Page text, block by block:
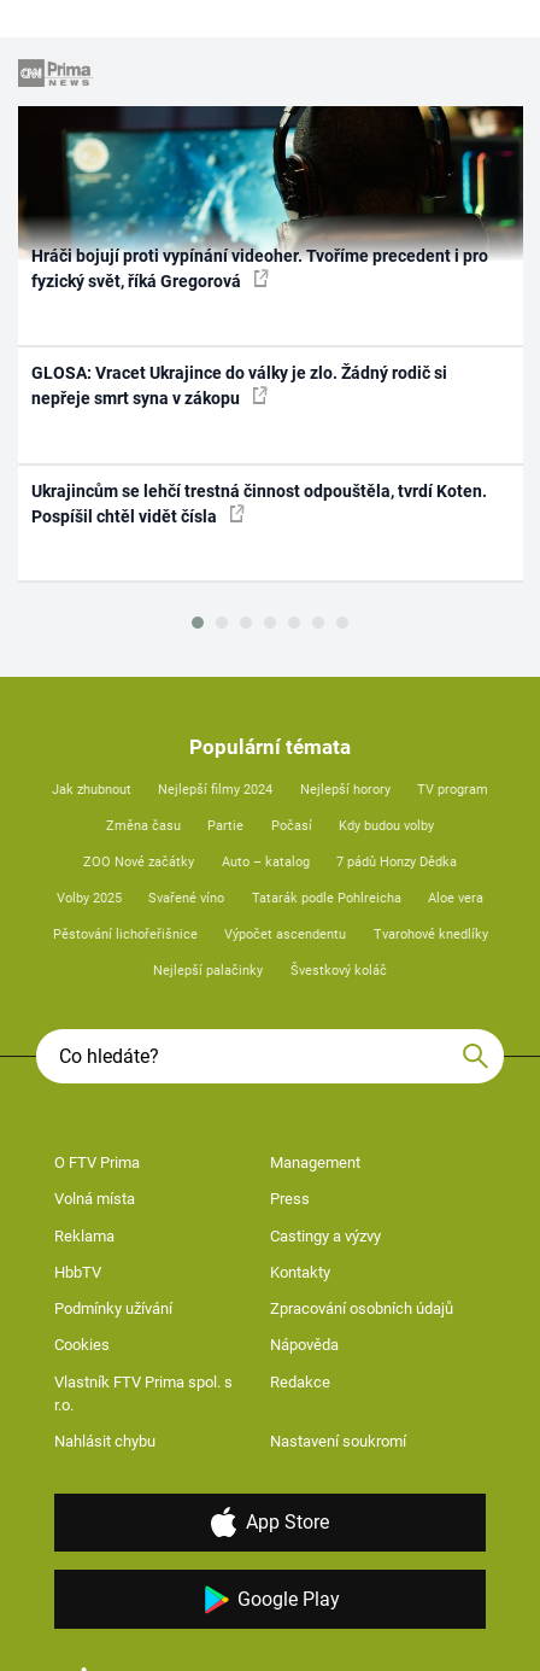
Hráči bojují proti vypínání videoher. Tvoříme precedent i pro
fyzický svět, říká Gregorová
GLOSA: Vracet Ukrajince do války je zlo. Žádný rodič si
nepřeje smrt syna v zákopu
Ukrajincům se lehčí trestná činnost odpouštěla, tvrdí Koten.
Pospíšil chtěl vidět čísla
Populární témata
Jak zhubnout Nejlepší filmy 2024 Nejlepší horory TV program
Změna času Partie Počasí Kdy budou volby
ZOO Nové začátky Auto – katalog 7 pádů Honzy Dědka
Volby 2025 Svařené víno Tatarák podle Pohlreicha Aloe vera
Pěstování lichořeřišnice Výpočet ascendentu Tvarohové knedlíky
Nejlepší palačinky Švestkový koláč
O FTV Prima Management
Volná místa Press
Reklama Castingy a výzvy
HbbTV Kontakty
Podmínky užívání Zpracování osobních údajů
Cookies Nápověda
Vlastník FTV Prima spol. s
r.o.
Redakce
Nahlásit chybu Nastavení soukromí
App Store
Google Play